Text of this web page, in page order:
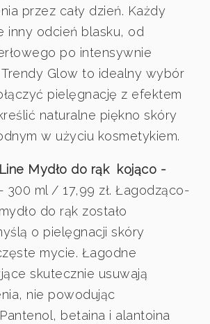
przez cały dzień. Każdy
inny odcień blasku, od
po intensywnie
Trendy Glow to idealny wybór
pielęgnację z efektem
naturalne piękno skóry
w użyciu kosmetykiem.
Mydło do rąk kojąco -
- 300 ml / 17,99 zł. Łagodząco-
do rąk zostało
o pielęgnacji skóry
mycie. Łagodne
skutecznie usuwają
nie powodując
betaina i alantoina